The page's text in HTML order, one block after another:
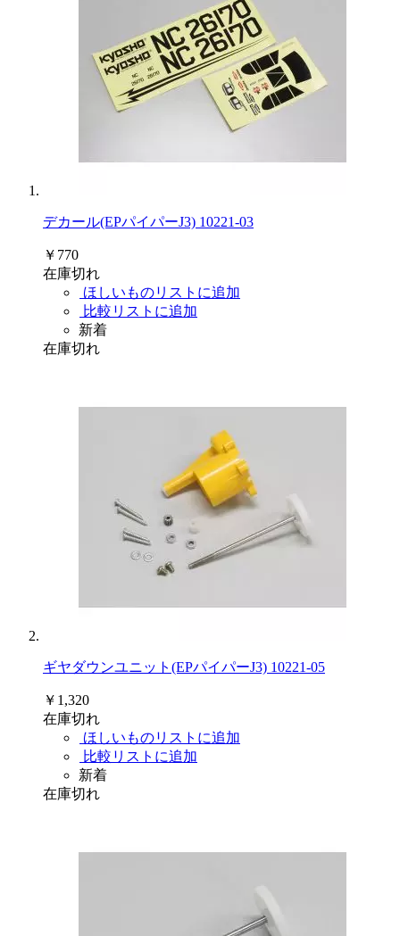
デカール(EPパイパーJ3) 10221-03
￥770
在庫切れ
ほしいものリストに追加
比較リストに追加
新着
在庫切れ
ギヤダウンユニット(EPパイパーJ3) 10221-05
￥1,320
在庫切れ
ほしいものリストに追加
比較リストに追加
新着
在庫切れ